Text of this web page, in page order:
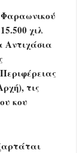
Φαραωνικού
χιλ
Αντιχάσια
τις
κου